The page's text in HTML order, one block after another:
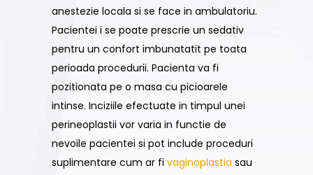
anestezie locala si se face in ambulatoriu.
Pacientei i se poate prescrie un sedativ
pentru un confort imbunatatit pe toata
perioada procedurii. Pacienta va fi
pozitionata pe o masa cu picioarele
intinse. Inciziile efectuate in timpul unei
perineoplastii vor varia in functie de
nevoile pacientei si pot include proceduri
suplimentare cum ar fi vaginoplastia sau